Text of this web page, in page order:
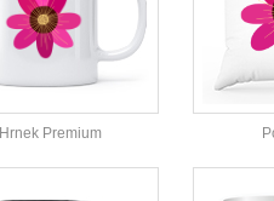
Hrnek Premium